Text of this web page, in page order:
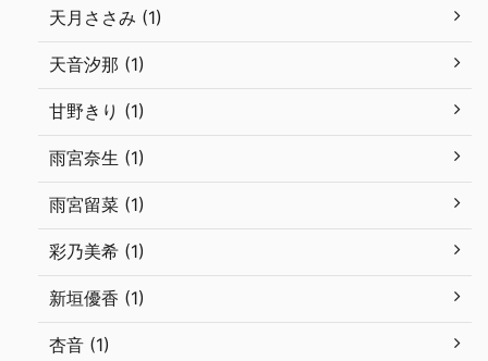
天月ささみ (1)
天音汐那 (1)
甘野きり (1)
雨宮奈生 (1)
雨宮留菜 (1)
彩乃美希 (1)
新垣優香 (1)
杏音 (1)